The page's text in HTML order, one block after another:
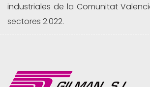
industriales de la Comunitat
sectores 2.022.